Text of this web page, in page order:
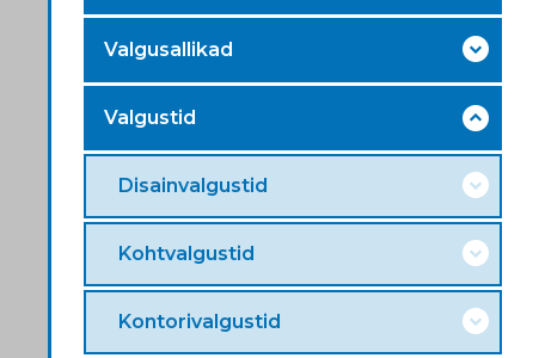
Valgusallikad
Valgustid
Disainvalgustid
Kohtvalgustid
Kontorivalgustid